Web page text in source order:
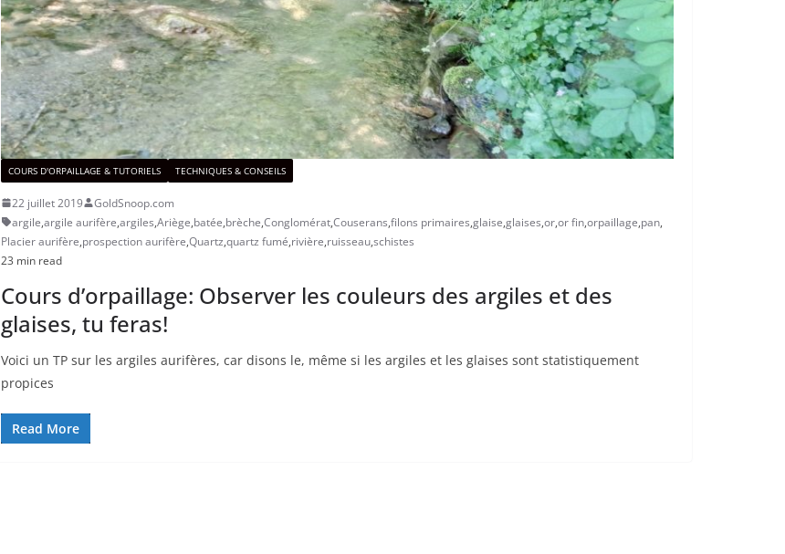
COURS D'ORPAILLAGE & TUTORIELS TECHNIQUES & CONSEILS
22 juillet 2019
GoldSnoop.com
argile,argile aurifère,argiles,Ariège,batée,brèche,Conglomérat,Couserans,filons primaires,glaise,glaises,or,or fin,orpaillage,pan,
Placier aurifère,prospection aurifère,Quartz,quartz fumé,rivière,ruisseau,schistes
23 min read
Cours d’orpaillage: Observer les couleurs des argiles et des
glaises, tu feras!
Voici un TP sur les argiles aurifères, car disons le, même si les argiles et les glaises sont statistiquement
propices
Read More